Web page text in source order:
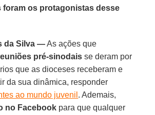
foram os protagonistas desse
da Silva —As ações que
pré-sinodais se deram por
que as dioceses receberam e
da sua dinâmica, responder
ao mundo juvenil . Ademais,
no Facebook para que qualquer